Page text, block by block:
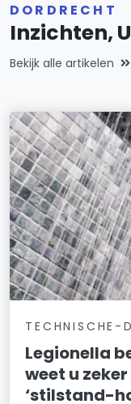
DORDRECHT
Inzichten,
Bekijk alle artikelen
TECHNISCHE-
Legionella
weet u
‘stilstand-